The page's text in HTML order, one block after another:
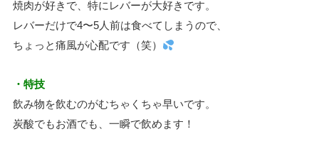
焼肉が好きで、特にレバーが大好きです。
レバーだけで4〜5人前は食べてしまうので、
ちょっと痛風が心配です（笑）
・特技
飲み物を飲むのがむちゃくちゃ早いです。
炭酸でもお酒でも、一瞬で飲めます！